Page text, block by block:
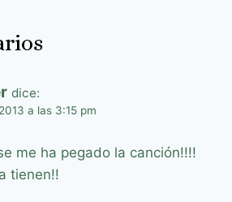
dice:
a las 3:15 pm
me ha pegado la canción!!!!
tienen!!